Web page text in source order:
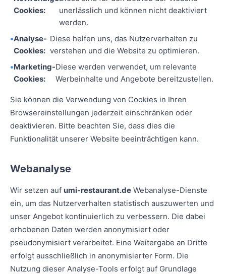
Cookies:
unerlässlich und können nicht deaktiviert
werden.
Analyse-
Cookies:
Diese helfen uns, das Nutzerverhalten zu
verstehen und die Website zu optimieren.
Marketing-
Cookies:
Diese werden verwendet, um relevante
Werbeinhalte und Angebote bereitzustellen.
Sie können die Verwendung von Cookies in Ihren
Browsereinstellungen jederzeit einschränken oder
deaktivieren. Bitte beachten Sie, dass dies die
Funktionalität unserer Website beeinträchtigen kann.
Webanalyse
Wir setzen auf umi-restaurant.de Webanalyse-Dienste
ein, um das Nutzerverhalten statistisch auszuwerten und
unser Angebot kontinuierlich zu verbessern. Die dabei
erhobenen Daten werden anonymisiert oder
pseudonymisiert verarbeitet. Eine Weitergabe an Dritte
erfolgt ausschließlich in anonymisierter Form. Die
Nutzung dieser Analyse-Tools erfolgt auf Grundlage